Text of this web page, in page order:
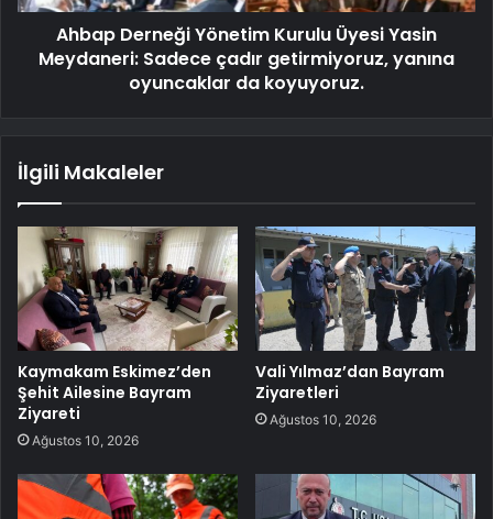
Ahbap Derneği Yönetim Kurulu Üyesi Yasin
Meydaneri: Sadece çadır getirmiyoruz, yanına
oyuncaklar da koyuyoruz.
İlgili Makaleler
Kaymakam Eskimez’den
Şehit Ailesine Bayram
Ziyareti
Ağustos 10, 2026
Vali Yılmaz’dan Bayram
Ziyaretleri
Ağustos 10, 2026